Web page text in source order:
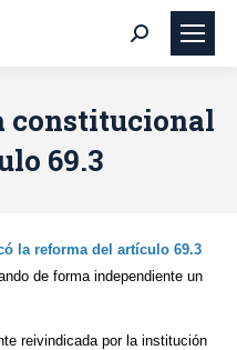
Buscar:
constitucional
69.3
la reforma del artículo 69.3
de forma independiente un
reivindicada por la institución